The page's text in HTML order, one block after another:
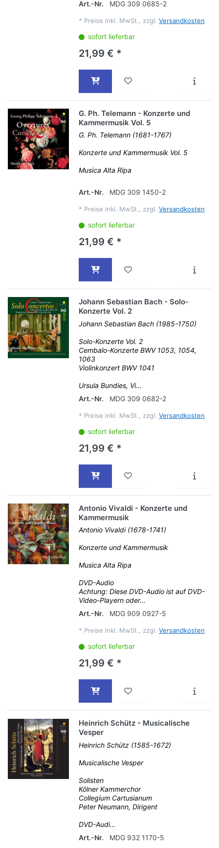
Art.-Nr.
MDG 309 0685-2
* Preise inkl. MwSt., zzgl. Versandkosten
sofort lieferbar
21,99 € *
G. Ph. Telemann - Konzerte und
Kammermusik Vol. 5
G. Ph. Telemann (1681-1767)
Konzerte und Kammermusik Vol. 5
Musica Alta Ripa
Art.-Nr. MDG 309 1450-2
* Preise inkl. MwSt., zzgl. Versandkosten
sofort lieferbar
21,99 € *
Johann Sebastian Bach - Solo-
Konzerte Vol. 2
Johann Sebastian Bach (1985-1750)
Solo-Konzerte Vol. 2
Cembalo-Konzerte BWV 1053, 1054,
1063
Violinkonzert BWV 1041
Ursula Bundies, Vi...
Art.-Nr.
MDG 309 0682-2
* Preise inkl. MwSt., zzgl. Versandkosten
sofort lieferbar
21,99 € *
Antonio Vivaldi - Konzerte und
Kammermusik
Antonio Vivaldi (1678-1741)
Konzerte und Kammermusik
Musica Alta Ripa
DVD-Audio
Achtung: Diese DVD-Audio ist auf DVD-
Video-Playern oder...
Art.-Nr.
MDG 909 0927-5
* Preise inkl. MwSt., zzgl. Versandkosten
sofort lieferbar
21,99 € *
Heinrich Schütz - Musicalische
Vesper
Heinrich Schütz (1585-1672)
Musicalische Vesper
Solisten
Kölner Kammerchor
Collegium Cartusianum
Peter Neumann, Dirigent
DVD-Audi...
Art.-Nr.
MDG 932 1170-5